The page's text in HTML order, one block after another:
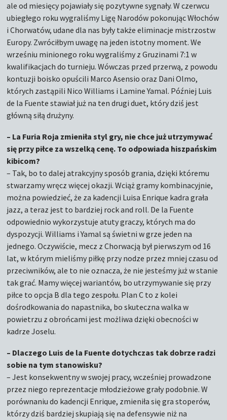
ale od miesięcy pojawiały się pozytywne sygnały. W czerwcu
ubiegłego roku wygraliśmy Ligę Narodów pokonując Włochów
i Chorwatów, udane dla nas były także eliminacje mistrzostw
Europy. Zwróciłbym uwagę na jeden istotny moment. We
wrześniu minionego roku wygraliśmy z Gruzinami 7:1 w
kwalifikacjach do turnieju. Wówczas przed przerwą, z powodu
kontuzji boisko opuścili Marco Asensio oraz Dani Olmo,
których zastąpili Nico Williams i Lamine Yamal. Później Luis
de la Fuente stawiał już na ten drugi duet, który dziś jest
główną siłą drużyny.
– La Furia Roja zmieniła styl gry, nie chce już utrzymywać
się przy piłce za wszelką cenę. To odpowiada hiszpańskim
kibicom?
– Tak, bo to dalej atrakcyjny sposób grania, dzięki któremu
stwarzamy wręcz więcej okazji. Wciąż gramy kombinacyjnie,
można powiedzieć, że za kadencji Luisa Enrique kadra grała
jazz, a teraz jest to bardziej rock and roll. De la Fuente
odpowiednio wykorzystuje atuty graczy, których ma do
dyspozycji. Williams i Yamal są świetni w grze jeden na
jednego. Oczywiście, mecz z Chorwacją był pierwszym od 16
lat, w którym mieliśmy piłkę przy nodze przez mniej czasu od
przeciwników, ale to nie oznacza, że nie jesteśmy już w stanie
tak grać. Mamy więcej wariantów, bo utrzymywanie się przy
piłce to opcja B dla tego zespołu. Plan C to z kolei
dośrodkowania do napastnika, bo skuteczna walka w
powietrzu z obrońcami jest możliwa dzięki obecności w
kadrze Joselu.
– Dlaczego Luis de la Fuente dotychczas tak dobrze radzi
sobie na tym stanowisku?
– Jest konsekwentny w swojej pracy, wcześniej prowadzone
przez niego reprezentacje młodzieżowe grały podobnie. W
porównaniu do kadencji Enrique, zmieniła się gra stoperów,
którzy dziś bardziej skupiają się na defensywie niż na